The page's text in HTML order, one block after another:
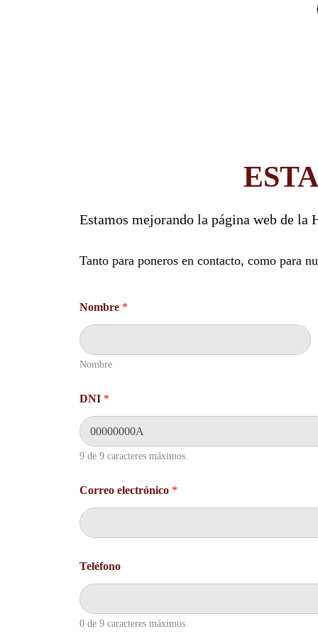
Estamos mejorando la página web de la
Tanto para poneros en contacto, como para
Nombre *
Nombre
T
l
é
f
o
T
e
f
n
o
DNI *
9 de 9 caracteres máximos.
Correo electrónico *
Teléfono
0 de 9 caracteres máximos.